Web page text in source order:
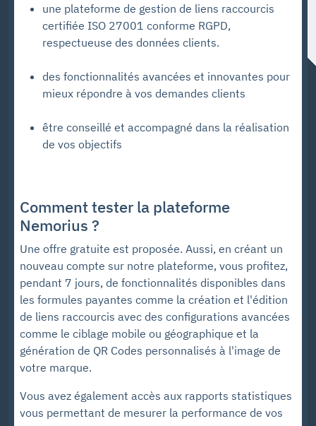
une plateforme de gestion de liens raccourcis
certifiée ISO 27001 conforme RGPD,
respectueuse des données clients.
des fonctionnalités avancées et innovantes pour
mieux répondre à vos demandes clients
être conseillé et accompagné dans la réalisation
de vos objectifs
Comment tester la plateforme
Nemorius ?
Une offre gratuite est proposée. Aussi, en créant un
nouveau compte sur notre plateforme, vous profitez,
pendant 7 jours, de fonctionnalités disponibles dans
les formules payantes comme la création et l'édition
de liens raccourcis avec des configurations avancées
comme le ciblage mobile ou géographique et la
génération de QR Codes personnalisés à l'image de
votre marque.
Vous avez également accès aux rapports statistiques
vous permettant de mesurer la performance de vos